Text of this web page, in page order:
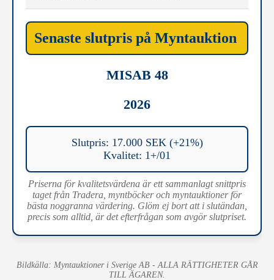
Senaste slutpris på Myntauktion
MISAB 48
2026
Slutpris: 17.000 SEK (+21%)
Kvalitet: 1+/01
Priserna för kvalitetsvärdena är ett sammanlagt snittpris
taget från Tradera, myntböcker och myntauktioner för
bästa noggranna värdering. Glöm ej bort att i slutändan,
precis som alltid, är det efterfrågan som avgör slutpriset.
Bildkälla: Myntauktioner i Sverige AB - ALLA RÄTTIGHETER GÅR
TILL ÄGAREN.